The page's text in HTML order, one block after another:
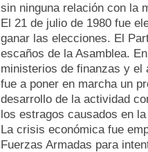
sin ninguna relación con la
El 21 de julio de 1980 fue
ganar las elecciones. El
escaños de la Asamblea.
ministerios de finanzas y el
fue a poner en marcha un
desarrollo de la actividad
los estragos causados en
La crisis económica fue
Fuerzas Armadas para